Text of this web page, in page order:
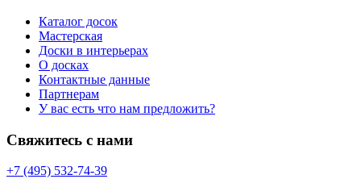
Каталог досок
Мастерская
Доски в интерьерах
О досках
Контактные данные
Партнерам
У вас есть что нам предложить?
Свяжитесь с нами
+7 (495) 532-74-39